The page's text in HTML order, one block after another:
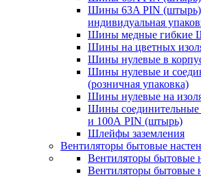
Шины 63A PIN (штырь)
индивидуальная
Шины медные
Шины на цветных
Шины нулевые в
Шины нулевые и
(розничная упаковка)
Шины нулевые на
Шины
и 100А PIN (штырь)
Шлейфы заземления
Вентиляторы бытовые
Вентиляторы
Вентиляторы бытовые